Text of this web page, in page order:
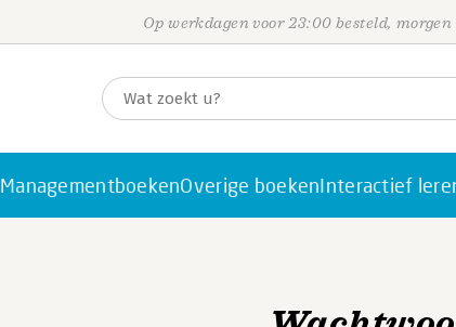
Op werkdagen voor 23:00 besteld,
ManagementboekenOverige boekenInteractief